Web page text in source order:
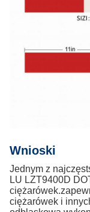
Wnioski
Jednym z
LU LZT9400D
ciężarówek i